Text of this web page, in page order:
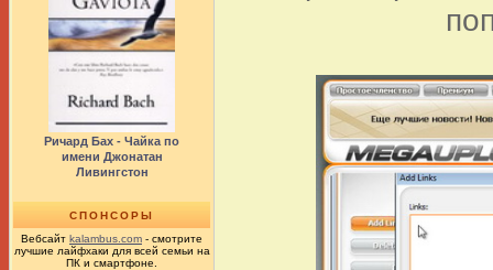
Ричард Бах - Чайка по
имени Джонатан
Ливингстон
СПОНСОРЫ
Вебсайт kalambus.com - смотрите
лучшие лайфхаки для всей семьи на
ПК и смартфоне.